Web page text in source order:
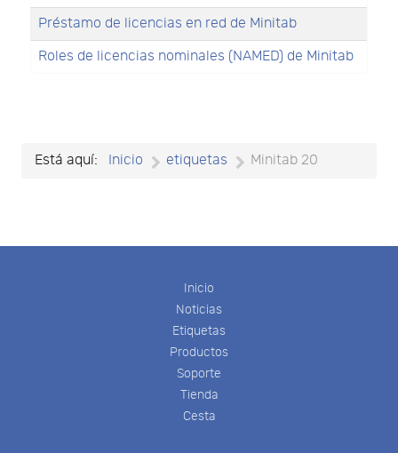
Préstamo de licencias en red de Minitab
Roles de licencias nominales (NAMED) de Minitab
Está aquí: Inicio etiquetas Minitab 20
Inicio
Noticias
Etiquetas
Productos
Soporte
Tienda
Cesta